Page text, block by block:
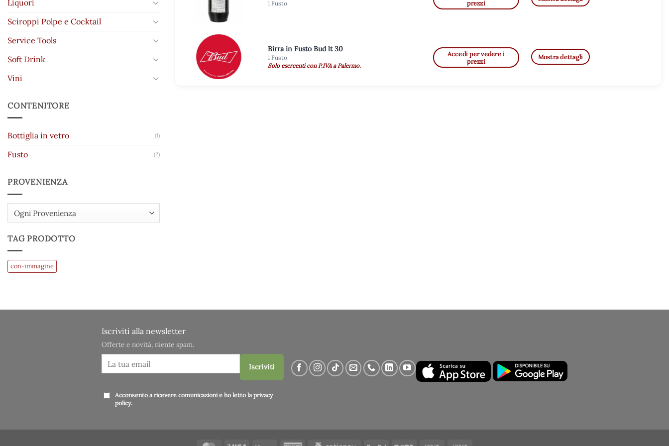
Liquori
Sciroppi Polpe e Cocktail
Service Tools
Soft Drink
Vini
CONTENITORE
Bottiglia in vetro (1)
Fusto (2)
PROVENIENZA
Ogni Provenienza
TAG PRODOTTO
con-immagine
1 Fusto
prezzi
Birra in Fusto Bud lt 30
1 Fusto
Solo esercenti con P.IVA a Palermo.
Accedi per vedere i
prezzi
Mostra dettagli
Iscriviti alla newsletter
Offerte e novità, niente spam.
Iscriviti
Acconsento a ricevere comunicazioni e ho letto laprivacy
policy.